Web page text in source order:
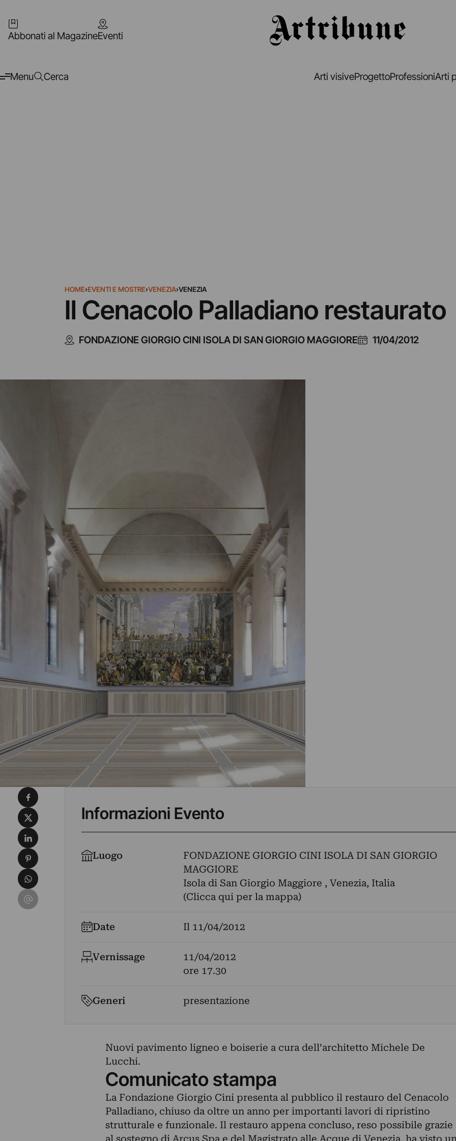
Abbonati al MagazineEventi
Menu Cerca Arti visiveProgettoProfessioniArti
HOME›EVENTI E MOSTRE›VENEZIA›VENEZIA
Il Cenacolo Palladiano restaurato
FONDAZIONE GIORGIO CINI ISOLA DI SAN GIORGIO MAGGIORE 11/04/2012
Informazioni Evento
Luogo
FONDAZIONE GIORGIO CINI ISOLA DI SAN GIORGIO
MAGGIORE
Isola di San Giorgio Maggiore , Venezia, Italia
(Clicca qui per la mappa)
Date Il 11/04/2012
Vernissage
11/04/2012
ore 17.30
Generi presentazione
Nuovi pavimento ligneo e boiserie a cura dell’architetto Michele De
Lucchi.
Comunicato stampa
La Fondazione Giorgio Cini presenta al pubblico il restauro del Cenacolo
Palladiano, chiuso da oltre un anno per importanti lavori di ripristino
strutturale e funzionale. Il restauro appena concluso, reso possibile grazie
Condividi su Facebook
Condividi su X
Condividi su LinkedIn
Condividi su Pinterest
Condividi su WhatsApp
Condividi su Email